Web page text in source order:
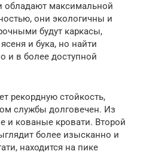
обладают максимальной
они экологичны и
будут каркасы,
и бука, но найти
и в более доступной
рекордную стойкость,
службы долговечен. Из
и кованые кровати. Второй
более изысканно и
находится на пике